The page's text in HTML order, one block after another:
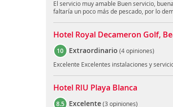
El servicio muy amable Buen servicio,
faltaría un poco más de pescado, por lo
Hotel Royal Decameron Golf,
10 Extraordinario (4 opiniones)
Excelente Excelentes instalaciones y
Hotel RIU Playa Blanca
8.5 Excelente(3 opiniones)